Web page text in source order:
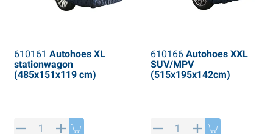
610161 Autohoes XL
stationwagon
(485x151x119 cm)
610166Autohoes XXL
SUV/MPV
(515x195x142cm)